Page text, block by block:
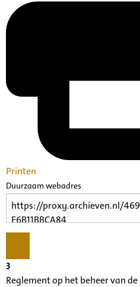
Printen
Duurzaam webadres
3
Reglement op het beheer van